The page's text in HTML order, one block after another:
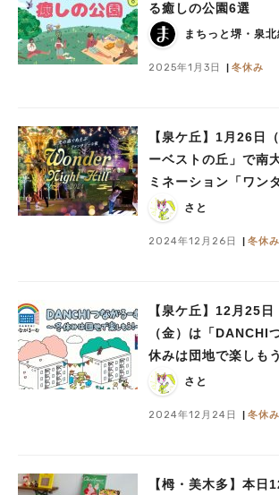
る癒しの公園6選
まちっと堺・泉
2025年1月3日 冬休み
【泉ケ丘】1月26日
ーベストの丘」で南
ミネーション「ワン
開催中さと
2024年12月26日 冬休み
【泉ケ丘】12月25日
（金）は「DANCHI
休みは団地で楽しも
り！
さと
2024年12月24日 冬休み
【栂・美木多】本日